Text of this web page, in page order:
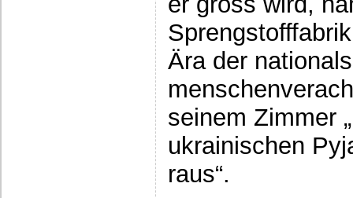
Ära der
seinem Zimmer
ukrainischen
raus“.